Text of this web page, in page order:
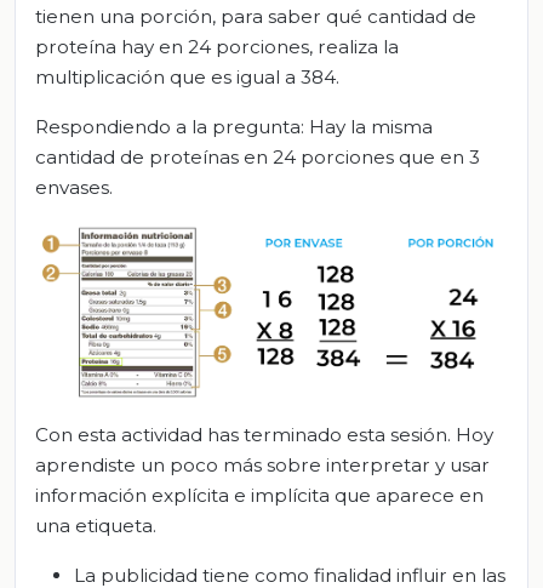
tienen una porción, para saber qué cantidad de
proteína hay en 24 porciones, realiza la
multiplicación que es igual a 384.
Respondiendo a la pregunta: Hay la misma
cantidad de proteínas en 24 porciones que en 3
envases.
Con esta actividad has terminado esta sesión. Hoy
aprendiste un poco más sobre interpretar y usar
información explícita e implícita que aparece en
una etiqueta.
La publicidad tiene como finalidad influir en las